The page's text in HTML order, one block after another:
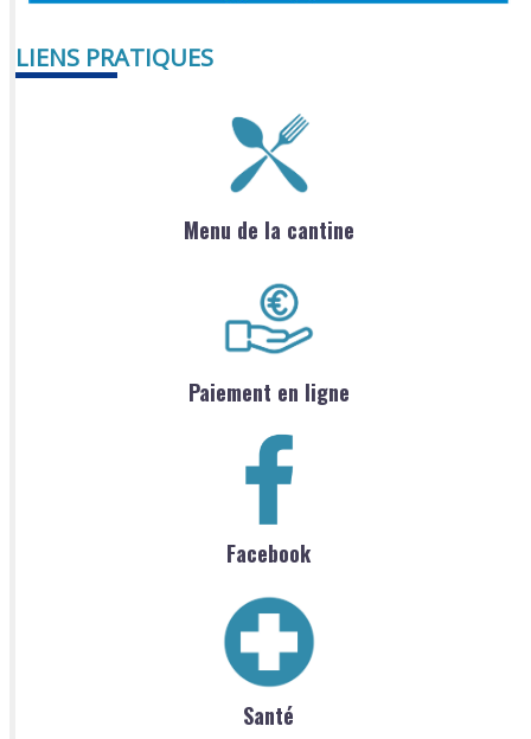
LIENS PRATIQUES
Menu de la cantine
Paiement en ligne
Facebook
Santé